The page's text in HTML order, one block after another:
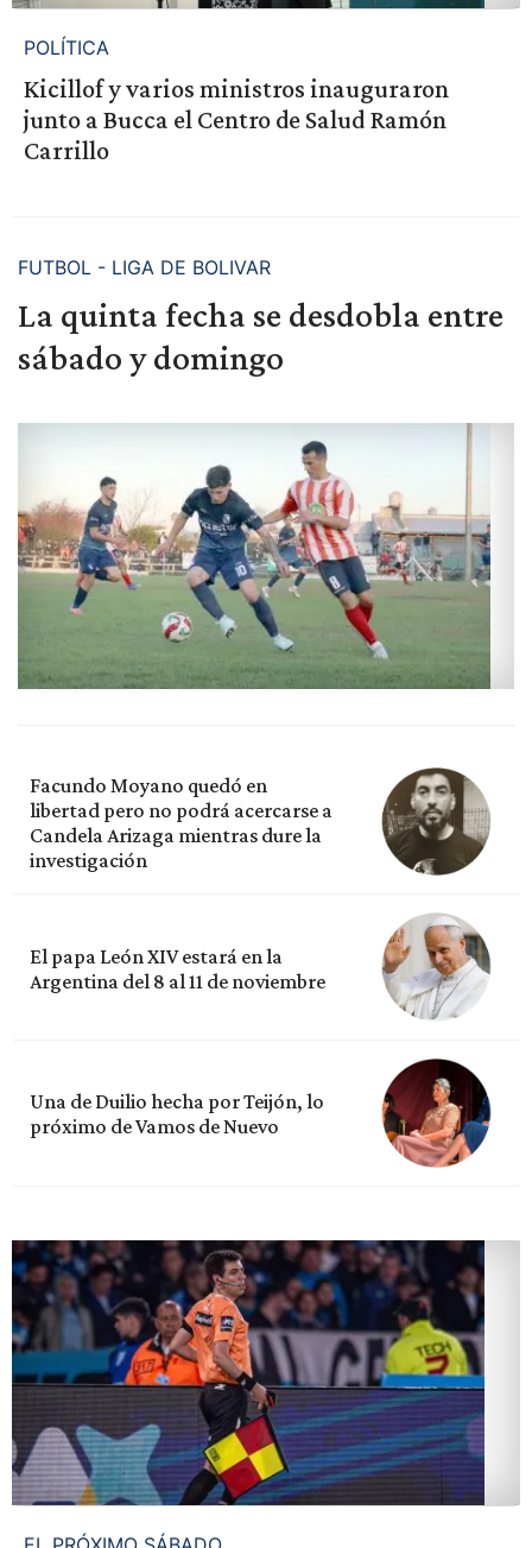
POLÍTICA
Kicillof y varios ministros inauguraron
junto a Bucca el Centro de Salud Ramón
Carrillo
FUTBOL - LIGA DE BOLIVAR
La quinta fecha se desdobla entre
sábado y domingo
Facundo Moyano quedó en
libertad pero no podrá acercarse a
Candela Arizaga mientras dure la
investigación
El papa León XIV estará en la
Argentina del 8 al 11 de noviembre
Una de Duilio hecha por Teijón, lo
próximo de Vamos de Nuevo